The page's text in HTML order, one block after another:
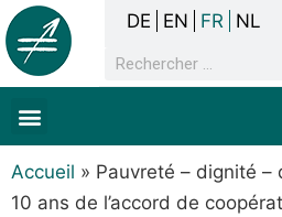
DE EN FR NL
Accueil » Pauvreté – dignité –
10 ans de l’accord de